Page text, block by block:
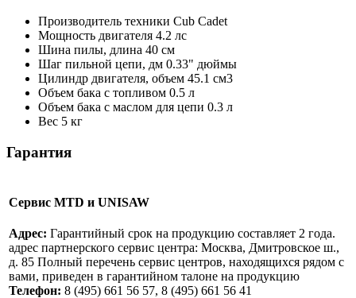
Производитель техники Cub Cadet
Мощность двигателя 4.2 лс
Шина пилы, длина 40 см
Шаг пильной цепи, дм 0.33" дюймы
Цилиндр двигателя, объем 45.1 см3
Объем бака с топливом 0.5 л
Объем бака с маслом для цепи 0.3 л
Вес 5 кг
Гарантия
Сервис MTD и UNISAW
Адрес: Гарантийный срок на продукцию составляет 2 года.
адрес партнерского сервис центра: Москва, Дмитровское ш.,
д. 85 Полный перечень сервис центров, находящихся рядом с
вами, приведен в гарантийном талоне на продукцию
Телефон: 8 (495) 661 56 57, 8 (495) 661 56 41